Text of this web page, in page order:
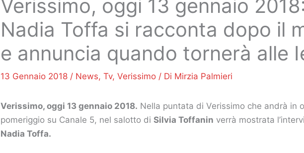
Verissimo, oggi 13 gennaio 2018:
Nadia Toffa si racconta dopo il
e annuncia quando tornerà alle
13 Gennaio 2018 / News, Tv, Verissimo / Di Mirzia Palmieri
Verissimo, oggi 13 gennaio 2018. Nella puntata di Verissimo che andrà in
pomeriggio su Canale 5, nel salotto di Silvia Toffanin verrà mostrata
Nadia Toffa.